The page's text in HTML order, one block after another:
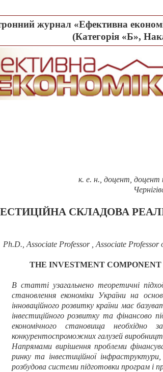
журнал «Ефективна
(Категорія «Б»,
к. е. н., доцент, доцент
СКЛАДОВА
Ph.D., Associate Professor , Associate Professor
THE INVESTMENT
В статті узагальнено теоретичні
становлення економіки України на
інноваційного розвитку країни має
інвестиційного розвитку та фінансово
економічного становища необхідно
конкурентоспроможних галузей
Напрямами вирішення проблеми
ринку та інвестиційної
розбудова системи підготовки програм і